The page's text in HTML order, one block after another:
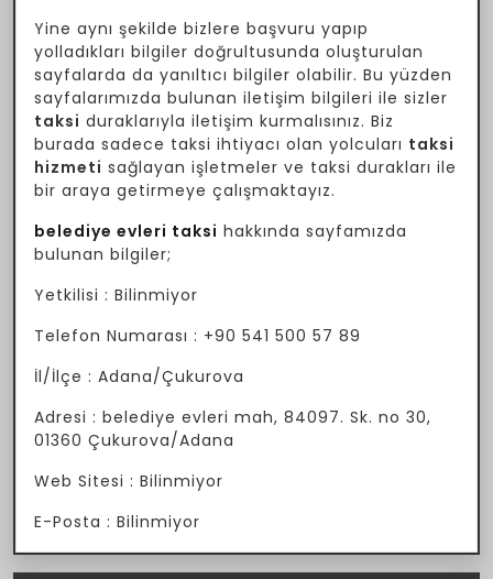
Yine aynı şekilde bizlere başvuru yapıp
yolladıkları bilgiler doğrultusunda oluşturulan
sayfalarda da yanıltıcı bilgiler olabilir. Bu yüzden
sayfalarımızda bulunan iletişim bilgileri ile sizler
taksi duraklarıyla iletişim kurmalısınız. Biz
burada sadece taksi ihtiyacı olan yolcuları taksi
hizmeti sağlayan işletmeler ve taksi durakları ile
bir araya getirmeye çalışmaktayız.
belediye evleri taksi hakkında sayfamızda
bulunan bilgiler;
Yetkilisi : Bilinmiyor
Telefon Numarası : +90 541 500 57 89
İl/İlçe : Adana/Çukurova
Adresi : belediye evleri mah, 84097. Sk. no 30,
01360 Çukurova/Adana
Web Sitesi : Bilinmiyor
E-Posta : Bilinmiyor